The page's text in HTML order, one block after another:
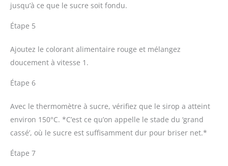
jusqu’à ce que le sucre soit fondu.
Étape 5
Ajoutez le colorant alimentaire rouge et mélangez
doucement à vitesse 1.
Étape 6
Avec le thermomètre à sucre, vérifiez que le sirop a atteint
environ 150°C. *C’est ce qu’on appelle le stade du ‘grand
cassé’, où le sucre est suffisamment dur pour briser net.*
Étape 7